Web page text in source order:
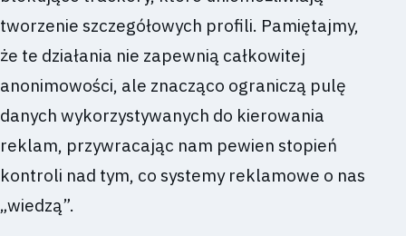
tworzenie szczegółowych profili. Pamiętajmy,
że te działania nie zapewnią całkowitej
anonimowości, ale znacząco ograniczą pulę
danych wykorzystywanych do kierowania
reklam, przywracając nam pewien stopień
kontroli nad tym, co systemy reklamowe o nas
„wiedzą”.